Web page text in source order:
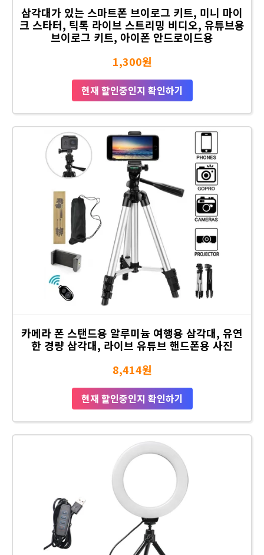
삼각대가 있는 스마트폰 브이로그 키트, 미니 마이
크 스타터, 틱톡 라이브 스트리밍 비디오, 유튜브용
브이로그 키트, 아이폰 안드로이드용
1,300원
현재 할인중인지 확인하기
카메라 폰 스탠드용 알루미늄 여행용 삼각대, 유연
한 경량 삼각대, 라이브 유튜브 핸드폰용 사진
8,414원
현재 할인중인지 확인하기